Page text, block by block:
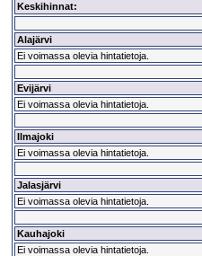
Keskihinnat:
Alajärvi
Ei voimassa olevia hintatietoja.
Evijärvi
Ei voimassa olevia hintatietoja.
Ilmajoki
Ei voimassa olevia hintatietoja.
Jalasjärvi
Ei voimassa olevia hintatietoja.
Kauhajoki
Ei voimassa olevia hintatietoja.